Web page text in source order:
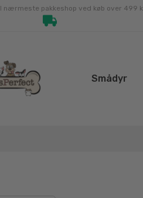
pakkeshop ved køb over 499
Smådyr